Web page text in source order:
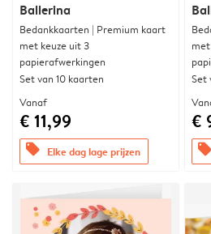
Ballerina
Bedankkaarten | Premium kaart
met keuze uit 3
papierafwerkingen
Set van 10 kaarten
Vanaf
€ 11,99
offers Elke dag lage prijzen
Set
€
offers